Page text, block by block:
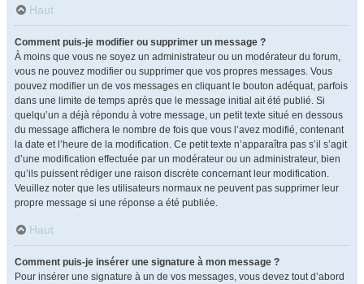
Haut
Comment puis-je modifier ou supprimer un message ?
À moins que vous ne soyez un administrateur ou un modérateur du forum,
vous ne pouvez modifier ou supprimer que vos propres messages. Vous
pouvez modifier un de vos messages en cliquant le bouton adéquat, parfois
dans une limite de temps après que le message initial ait été publié. Si
quelqu’un a déjà répondu à votre message, un petit texte situé en dessous
du message affichera le nombre de fois que vous l’avez modifié, contenant
la date et l’heure de la modification. Ce petit texte n’apparaîtra pas s’il s’agit
d’une modification effectuée par un modérateur ou un administrateur, bien
qu’ils puissent rédiger une raison discrète concernant leur modification.
Veuillez noter que les utilisateurs normaux ne peuvent pas supprimer leur
propre message si une réponse a été publiée.
Haut
Comment puis-je insérer une signature à mon message ?
Pour insérer une signature à un de vos messages, vous devez tout d’abord